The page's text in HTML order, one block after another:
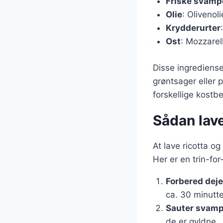
Olie:
Krydderurter
Ost:
Disse
grøntsager eller
forskellige
Sådan
At lave ricotta
Her er en trin-
Forbered
ca. 30
Sauter